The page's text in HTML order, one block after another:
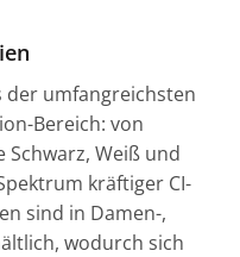
der umfangreichsten
Bereich: von
Schwarz, Weiß und
kräftiger CI-
sind in Damen-,
wodurch sich